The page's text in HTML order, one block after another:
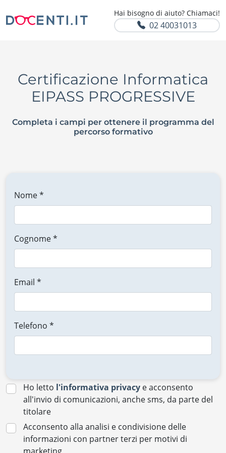
Hai bisogno di aiuto? Chiamaci!
02 40031013
Certificazione Informatica
EIPASS PROGRESSIVE
Completa i campi per ottenere il programma del
percorso formativo
Nome *
Cognome *
Email *
Telefono *
Ho letto l'informativa privacy e acconsento
all'invio di comunicazioni, anche sms, da parte del
titolare
Acconsento alla analisi e condivisione delle
informazioni con partner terzi per motivi di